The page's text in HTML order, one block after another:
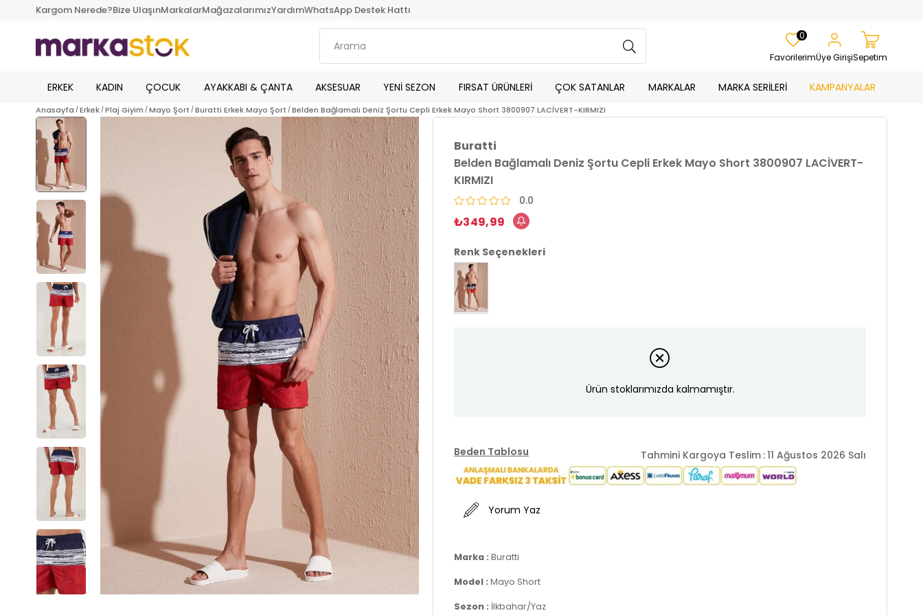
Kargom Nerede?Bize UlaşınMarkalarMağazalarımızYardımWhatsApp Destek Hattı
Favorilerim
0
Üye GirişiSepetim
ERKEK KADIN ÇOCUK AYAKKABI & ÇANTA AKSESUAR YENİ SEZON FIRSAT ÜRÜNLERİ ÇOK SATANLAR MARKALAR MARKA SERİLERİ KAMPANYALAR
Anasayfa Erkek Plaj Giyim Mayo Şort Buratti Erkek Mayo Şort Belden Bağlamalı Deniz Şortu Cepli Erkek Mayo Short 3800907 LACİVERT-KIRMIZI
Buratti
Belden Bağlamalı Deniz Şortu Cepli Erkek Mayo Short 3800907 LACİVERT-
KIRMIZI
0.0
₺349,99
Renk Seçenekleri
Ürün stoklarımızda kalmamıştır.
Beden Tablosu Tahmini Kargoya Teslim :11 Ağustos 2026 Salı
Yorum Yaz
Marka : Buratti
Model : Mayo Short
Sezon : İlkbahar/Yaz